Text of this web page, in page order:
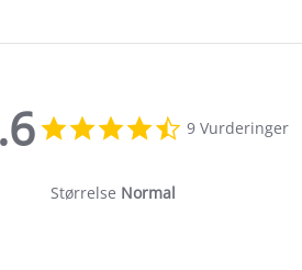
star
9 Vurderinger
Størrelse Normal